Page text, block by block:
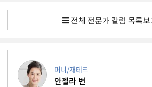
동
전체 전문가 칼럼 목록보
머니/재테크
안젤라 변